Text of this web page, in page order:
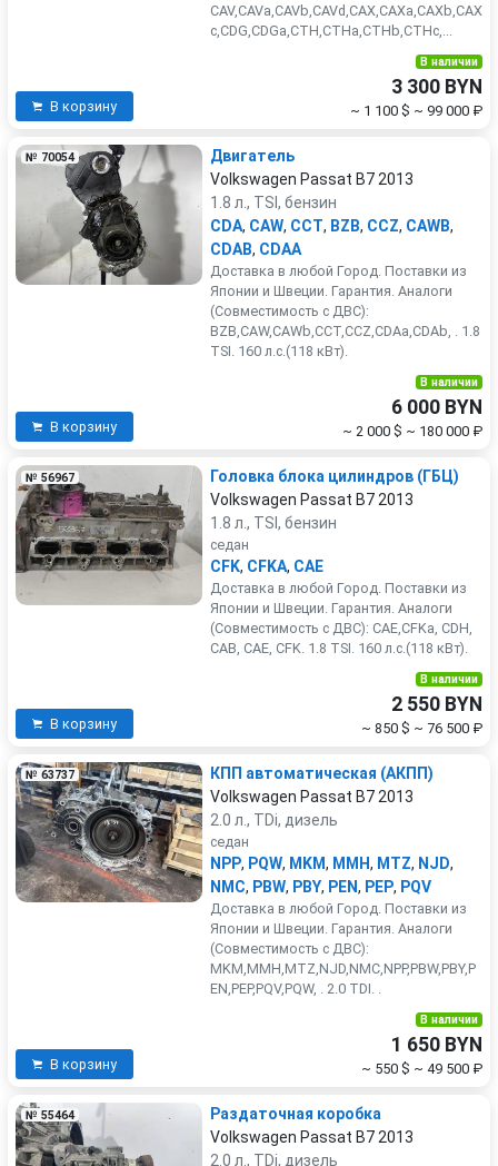
CAV,CAVa,CAVb,CAVd,CAX,CAXa,CAXb,CAX
c,CDG,CDGa,CTH,CTHa,CTHb,CTHc,...
В корзину
В наличии
3 300 BYN
~ 1 100 $ ~ 99 000 ₽
№ 70054
Двигатель
Volkswagen Passat B7 2013
1.8 л., TSI, бензин
CDA, CAW, CCT, BZB, CCZ, CAWB,
CDAB, CDAA
Доставка в любой Город. Поставки из
Японии и Швеции. Гарантия. Аналоги
(Совместимость с ДВС):
BZB,CAW,CAWb,CCT,CCZ,CDAa,CDAb, . 1.8
TSI. 160 л.с.(118 кВт).
В корзину
В наличии
6 000 BYN
~ 2 000 $ ~ 180 000 ₽
№ 56967
Головка блока цилиндров (ГБЦ)
Volkswagen Passat B7 2013
1.8 л., TSI, бензин
седан
CFK, CFKA, CAE
Доставка в любой Город. Поставки из
Японии и Швеции. Гарантия. Аналоги
(Совместимость с ДВС): CAE,CFKa, CDH,
CAB, CAE, CFK. 1.8 TSI. 160 л.с.(118 кВт).
В корзину
В наличии
2 550 BYN
~ 850 $ ~ 76 500 ₽
№ 63737
КПП автоматическая (АКПП)
Volkswagen Passat B7 2013
2.0 л., TDi, дизель
седан
NPP, PQW, MKM, MMH, MTZ, NJD,
NMC, PBW, PBY, PEN, PEP, PQV
Доставка в любой Город. Поставки из
Японии и Швеции. Гарантия. Аналоги
(Совместимость с ДВС):
MKM,MMH,MTZ,NJD,NMC,NPP,PBW,PBY,P
EN,PEP,PQV,PQW, . 2.0 TDI. .
В корзину
В наличии
1 650 BYN
~ 550 $ ~ 49 500 ₽
№ 55464
Раздаточная коробка
Volkswagen Passat B7 2013
2.0 л., TDi, дизель